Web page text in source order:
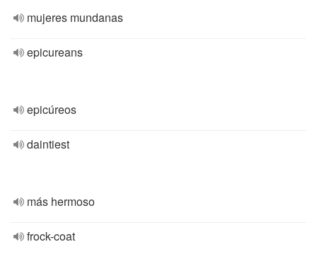
mujeres mundanas
epicureans
epicúreos
daintiest
más hermoso
frock-coat